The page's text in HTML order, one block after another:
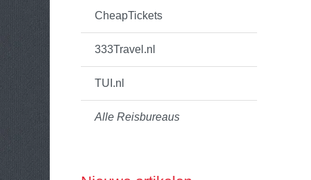
CheapTickets
333Travel.nl
TUI.nl
Alle Reisbureaus